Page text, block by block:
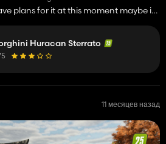
plans for it at this moment maybe in
Huracan Sterrato
11 месяцев назад